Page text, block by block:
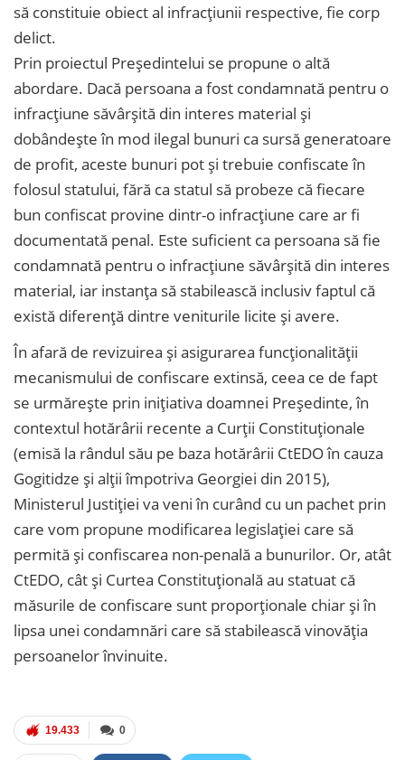
să constituie obiect al infracțiunii respective, fie corp
delict.
Prin proiectul Președintelui se propune o altă
abordare. Dacă persoana a fost condamnată pentru o
infracțiune săvârșită din interes material și
dobândește în mod ilegal bunuri ca sursă generatoare
de profit, aceste bunuri pot și trebuie confiscate în
folosul statului, fără ca statul să probeze că fiecare
bun confiscat provine dintr-o infracțiune care ar fi
documentată penal. Este suficient ca persoana să fie
condamnată pentru o infracțiune săvârșită din interes
material, iar instanța să stabilească inclusiv faptul că
există diferență dintre veniturile licite și avere.
În afară de revizuirea și asigurarea funcționalității
mecanismului de confiscare extinsă, ceea ce de fapt
se urmărește prin inițiativa doamnei Președinte, în
contextul hotărârii recente a Curții Constituționale
(emisă la rândul său pe baza hotărârii CtEDO în cauza
Gogitidze și alții împotriva Georgiei din 2015),
Ministerul Justiției va veni în curând cu un pachet prin
care vom propune modificarea legislației care să
permită și confiscarea non-penală a bunurilor. Or, atât
CtEDO, cât și Curtea Constituțională au statuat că
măsurile de confiscare sunt proporționale chiar și în
lipsa unei condamnări care să stabilească vinovăția
persoanelor învinuite.
0
19.433